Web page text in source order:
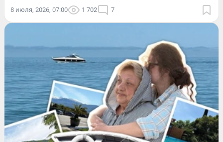
8 июля, 2026, 07:00 1 702 7